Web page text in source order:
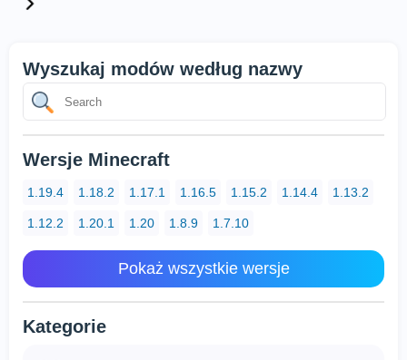
Wyszukaj modów według nazwy
Wersje Minecraft
1.19.4 1.18.2 1.17.1 1.16.5 1.15.2 1.14.4 1.13.2
1.12.2 1.20.1 1.20 1.8.9 1.7.10
Pokaż wszystkie wersje
Kategorie